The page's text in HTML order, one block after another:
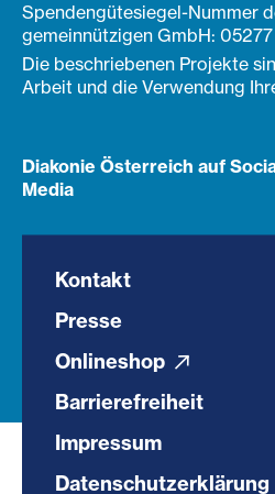
Spendengütesiegel-Nummer
gemeinnützigen GmbH: 05277
Die beschriebenen Projekte
Arbeit und die Verwendung
Diakonie Österreich auf
Media
Kontakt
Presse
Onlineshop
Barrierefreiheit
Impressum
Datenschutzerklärung